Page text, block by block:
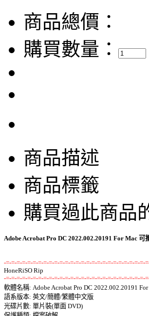
商品總價：
購買數量：
商品描述
商品標籤
購買過此商品
Adobe Acrobat Pro DC 2022.002.20191 For Mac
-=-=-=-=-=-=-=-=-=-=-=-=-=-=-=-=-=-=-=-=-=-=-=-=-=-=-
-=-=-=-=-=-=-=-=-=-=-=-=-=-=-=-=-=-=-=-=-=-=-=-=-=-=-
軟體名稱: Adobe Acrobat Pro DC 2022.002.20191
語系版本: 英文/簡體/繁體中文版
光碟片數: 單片裝(單面 DVD)